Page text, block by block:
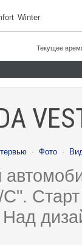
Winter
Текущее
· Фото ·
Над